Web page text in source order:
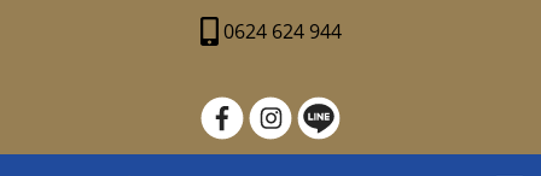
0624 624 944